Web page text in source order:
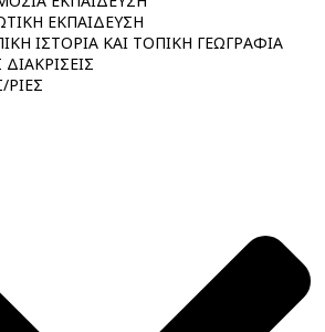
ΕΚΠΑΙΔΕΥΣΗ
ΙΣΤΟΡΙΑ ΚΑΙ ΤΟΠΙΚΗ ΓΕΩΓΡΑΦΙΑ